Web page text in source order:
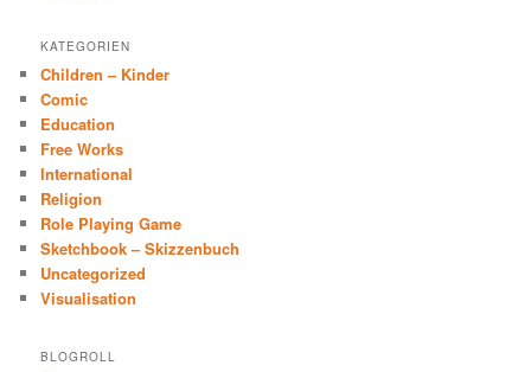
KATEGORIEN
Children – Kinder
Comic
Education
Free Works
International
Religion
Role Playing Game
Sketchbook – Skizzenbuch
Uncategorized
Visualisation
BLOGROLL